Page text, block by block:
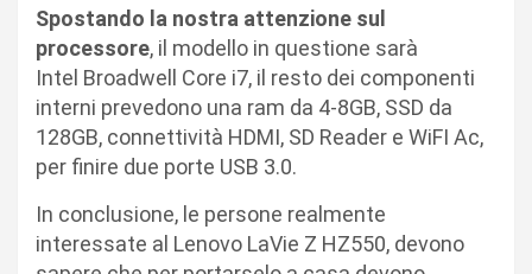
Spostando la nostra attenzione sul
processore, il modello in questione sarà
Intel Broadwell Core i7, il resto dei componenti
interni prevedono una ram da 4-8GB, SSD da
128GB, connettività HDMI, SD Reader e WiFI Ac,
per finire due porte USB 3.0.
In conclusione, le persone realmente
interessate al Lenovo LaVie Z HZ550, devono